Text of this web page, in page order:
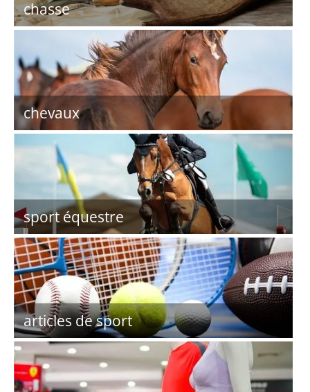
chasse
chevaux
sport équestre
articles de sport